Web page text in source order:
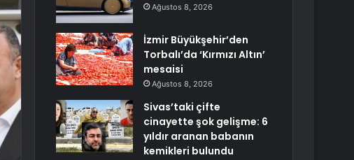
Ağustos 8, 2026
İzmir Büyükşehir’den
Torbalı’da ‘Kırmızı Altın’
mesaisi
Ağustos 8, 2026
Sivas’taki çifte
cinayette şok gelişme: 6
yıldır aranan babanın
kemikleri bulundu